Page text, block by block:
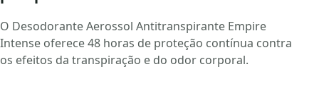
O Desodorante Aerossol Antitranspirante Empire
Intense oferece 48 horas de proteção contínua contra
os efeitos da transpiração e do odor corporal.